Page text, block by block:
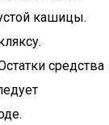
кашицы.
средства